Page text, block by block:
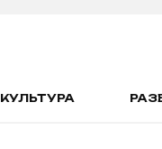
КУЛЬТУРА